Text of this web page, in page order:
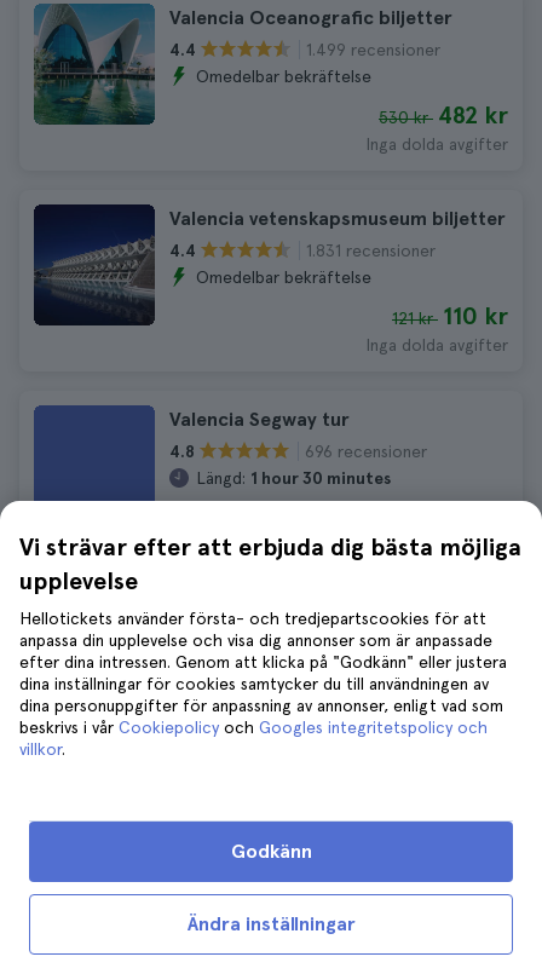
Valencia Oceanografic biljetter
4.4
1.499 recensioner
Omedelbar bekräftelse
530 kr 482 kr
Inga dolda avgifter
Valencia vetenskapsmuseum biljetter
4.4
1.831 recensioner
Omedelbar bekräftelse
121 kr 110 kr
Inga dolda avgifter
Valencia Segway tur
4.8
696 recensioner
Längd: 1 hour 30 minutes
GRATIS avbokning
Albufera dagsresa från Valencia
1.373 recensioner
Längd: 4 hours
744 kr
4.7
519 recensioner
Längd:
3 hours
Omedelbar bekräftelse
Vi strävar efter att erbjuda dig bästa möjliga
upplevelse
Hellotickets använder första- och tredjepartscookies för att
anpassa din upplevelse och visa dig annonser som är anpassade
efter dina intressen. Genom att klicka på "Godkänn" eller justera
dina inställningar för cookies samtycker du till användningen av
dina personuppgifter för anpassning av annonser, enligt vad som
beskrivs i vår Cookiepolicy och Googles integritetspolicy och
villkor.
Ändra inställningar
Godkänn